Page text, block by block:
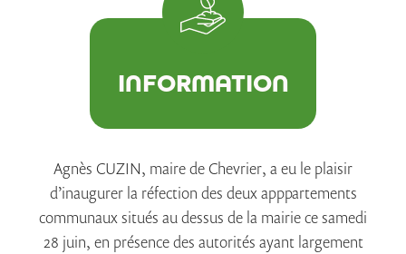
INFORMATION
Agnès CUZIN, maire de Chevrier, a eu le plaisir
d’inaugurer la réfection des deux apppartements
communaux situés au dessus de la mairie ce samedi
28 juin, en présence des autorités ayant largement